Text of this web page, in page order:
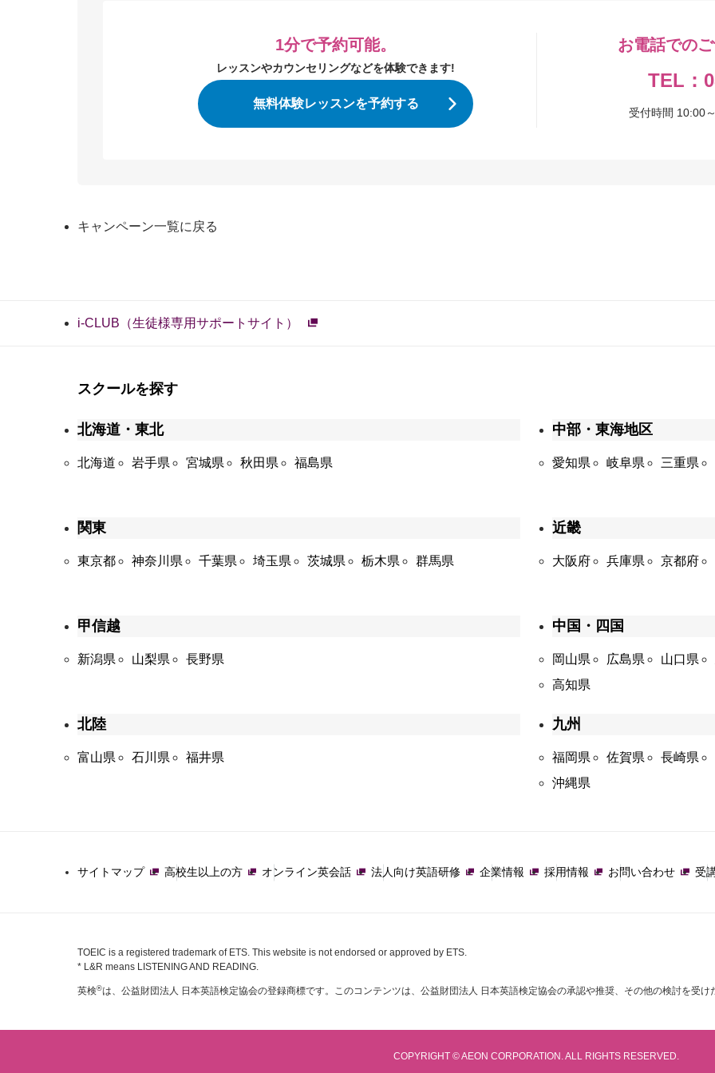
1分で予約可能。
レッスンやカウンセリングなどを体験できます!
無料体験レッスンを予約する
お電話での
TEL：
受付時間 10:00
キャンペーン一覧に戻る
i-CLUB（生徒様専用サポートサイト）
スクールを探す
北海道・東北
北海道 岩手県 宮城県 秋田県 福島県
関東
東京都 神奈川県 千葉県 埼玉県 茨城県 栃木県 群馬県
甲信越
新潟県 山梨県 長野県
北陸
富山県 石川県 福井県
中部・東海地区
愛知県 岐阜県 三重県
近畿
大阪府 兵庫県 京都府
中国・四国
岡山県 広島県
山口県
高知県
九州
福岡県 佐賀県
長崎県
沖縄県
サイトマップ 高校生以上の方 オンライン英会話 法人向け英語研修 企業情報 採用情報 お問い合わせ 受
TOEIC is a registered trademark of ETS. This website is not endorsed or approved by ETS.
* L&R means LISTENING AND READING.
英検®は、公益財団法人 日本英語検定協会の登録商標です。このコンテンツは、公益財団法人 日本英語検定協会の承認や推奨、その他の検討を受け
COPYRIGHT © AEON CORPORATION. ALL RIGHTS RESERVED.